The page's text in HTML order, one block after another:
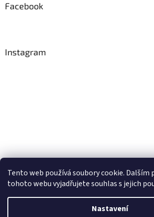
Tento web používá soubory cookie. Dalším
tohoto webu vyjadřujete souhlas s jejich
Nastavení
Facebook
Instagram
Sledovat na Instagramu
Vytvořil Shoptet